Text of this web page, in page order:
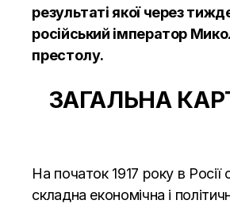
результаті якої через
російський імператор
престолу.
ЗАГАЛЬНА
На початок 1917 року в Росії
складна економічна і